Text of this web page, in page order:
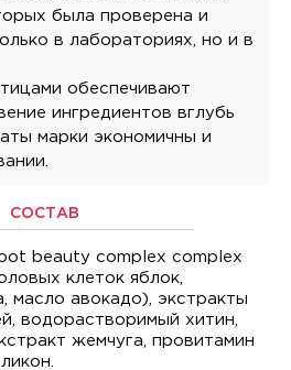
была проверена и
в лабораториях, но и в
обеспечивают
ингредиентов вглубь
марки экономичны и
СОСТАВ
beauty complex complex
клеток яблок,
масло авокадо), экстракты
водорастворимый хитин,
жемчуга, провитамин